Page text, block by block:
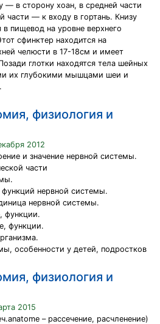
— в сторону хоан, в средней части
части — к входу в гортань. Книзу
в пищевод на уровне верхнего
сфинктер находится на
челюсти в 17-18см и имеет
глотки находятся тела шейных
их глубокими мышцами шеи и
физиология и
2012
и значение нервной системы.
части
нервной системы.
нервной системы.
функции.
функции.
особенности у детей, подростков
физиология и
2015
– рассечение, расчленение)